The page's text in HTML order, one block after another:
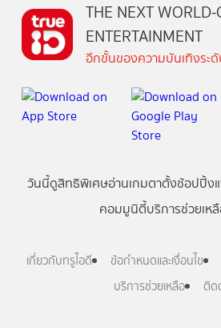
THE NEXT
ENTERTAINMENT
อีกขั้นของความบันเทิงระ
วันนี้ดูสิทธิพิเศษอ่านเกมตาตั้งช้อปปิ้ง
คอมมูนิตี้บริการช่วยเห
เกี่ยวกับทรูไอดี ข้อกำหนดและเงื่อนไข
บริการช่วยเหลือ
ติด